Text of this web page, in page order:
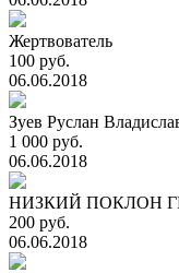
Жертвователь
100 руб.
06.06.2018
Зуев Руслан
1 000 руб.
06.06.2018
НИЗКИЙ ПОКЛОН
200 руб.
06.06.2018